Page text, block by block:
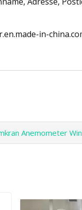
in-
Anemometer